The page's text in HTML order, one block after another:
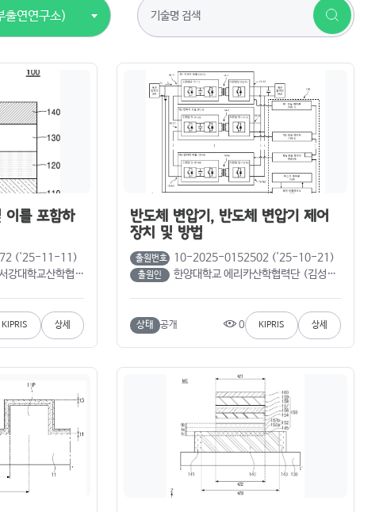
출연연구소)
이를 포함하
('25-11-11)
수; 양상모; 정형석; 김범종; 이재헌)
KIPRIS 상세
반도체 변압기, 반도체 변압기 제어
장치 및 방법
출원번호 10-2025-0152502 ('25-10-21)
출원인 한양대학교 에리카산학협력단 (김성민; 김동욱)
상태 공개 0 KIPRIS 상세